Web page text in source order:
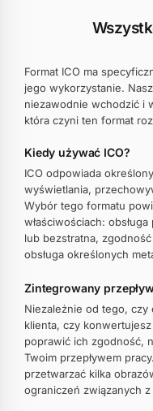
Format ICO ma
jego wykorzystanie.
niezawodnie wchodzić i
która czyni ten format
Kiedy używać ICO?
ICO odpowiada
wyświetlania,
Wybór tego formatu
właściwościach:
lub bezstratna,
obsługa określonych
Zintegrowany
Niezależnie od tego,
klienta, czy
poprawić ich zgodność,
Twoim przepływem
przetwarzać kilka
ograniczeń związanych